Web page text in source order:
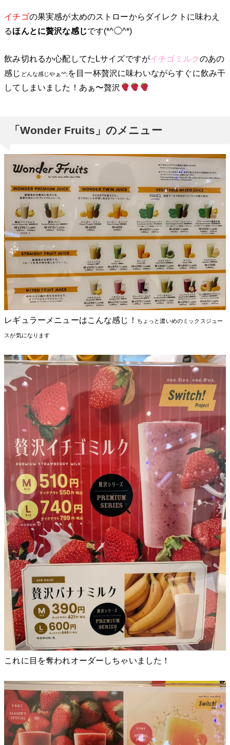
イチゴの果実感が太めのストローからダイレクトに味わえ
るほんとに贅沢な感じです(*^◯^*)
飲み切れるか心配してたLサイズですがイチゴミルクのあの
感じ どんな感じやぁ^^; を目一杯贅沢に味わいながらすぐに飲み干
してしまいました！あぁ〜贅沢
「Wonder Fruits」のメニュー
レギュラーメニューはこんな感じ！ ちょっと濃いめのミックスジュー
スが気になります
これに目を奪われオーダーしちゃいました！